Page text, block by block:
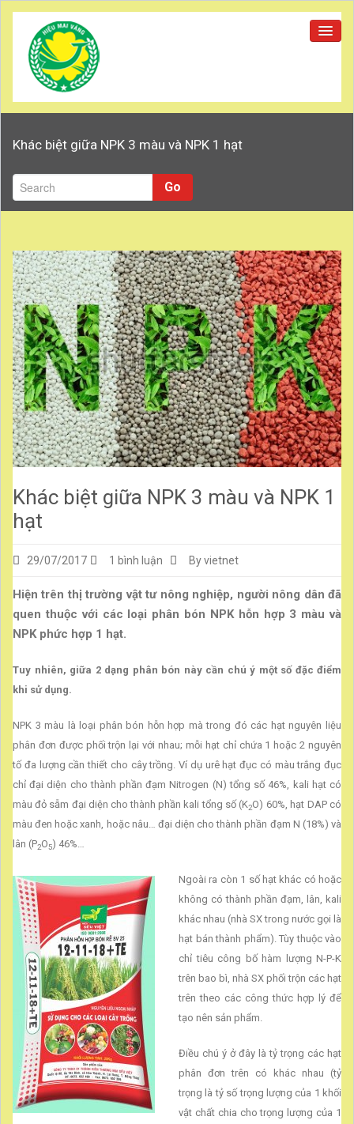
Trang chủ
Giới thiệu
Sản phẩm
Tuyển dụng
Tin tức
Liên hệ
Tuyển dụng
Khác biệt giữa NPK 3 màu và NPK 1 hạt
Go
Khác biệt giữa NPK 3 màu và NPK 1
hạt
29/07/2017 1 bình luận
biệt
giữa
màu
By vietnet
Hiện trên thị trường vật tư nông nghiệp, người nông dân đã
quen thuộc với các loại phân bón NPK hỗn hợp 3 màu và
NPK phức hợp 1 hạt.
Tuy nhiên, giữa 2 dạng phân bón này cần chú ý một số đặc điểm
khi sử dụng.
NPK 3 màu là loại phân bón hỗn hợp mà trong đó các hạt nguyên liệu
phân đơn được phối trộn lại với nhau; mỗi hạt chỉ chứa 1 hoặc 2 nguyên
tố đa lượng cần thiết cho cây trồng. Ví dụ urê hạt đục có màu trắng đục
chỉ đại diện cho thành phần đạm Nitrogen (N) tổng số 46%, kali hạt có
màu đỏ sẫm đại diện cho thành phần kali tổng số (K2O) 60%, hạt DAP có
màu đen hoặc xanh, hoặc nâu… đại diện cho thành phần đạm N (18%) và
lân (P2O5) 46%…
Ngoài ra còn 1 số hạt khác có hoặc
không có thành phần đạm, lân, kali
khác nhau (nhà SX trong nước gọi là
hạt bán thành phẩm). Tùy thuộc vào
chỉ tiêu công bố hàm lượng N-P-K
trên bao bì, nhà SX phối trộn các hạt
trên theo các công thức hợp lý để
tạo nên sản phẩm.
Điều chú ý ở đây là tỷ trọng các hạt
phân đơn trên có khác nhau (tỷ
trọng là tỷ số trọng lượng của 1 khối
vật chất chia cho trọng lượng của 1